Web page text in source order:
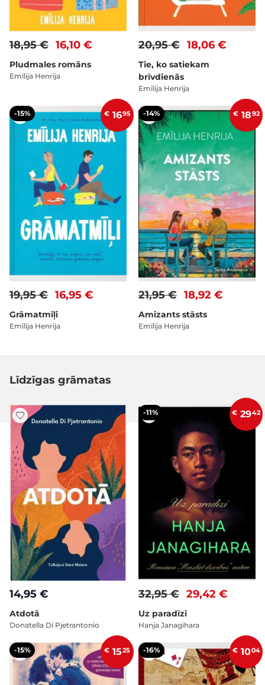
16,10 €
18,95 €
Pludmales romāns
Emīlija Henrija
18,06 €
20,95 €
Tie, ko satiekam
brīvdienās
Emīlija Henrija
-15% € 1695
16,95 €
19,95 €
Grāmatmīļi
Emīlija Henrija
-14% € 1892
18,92 €
21,95 €
Amizants stāsts
Emīlija Henrija
Līdzīgas grāmatas
14,95 €
Atdotā
Donatella Di Pjetrantonio
-11% € 2942
29,42 €
32,95 €
Uz paradīzi
Hanja Janagihara
-15% € 1525 -16% € 1004